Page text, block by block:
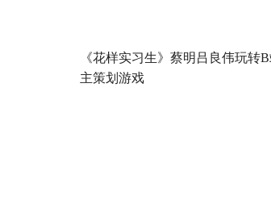
《花样实习生》蔡明吕良伟玩转
主策划游戏